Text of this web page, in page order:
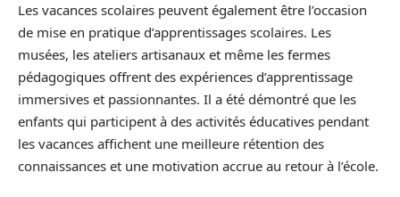
Les vacances scolaires peuvent également être l’occasion
de mise en pratique d’apprentissages scolaires. Les
musées, les ateliers artisanaux et même les fermes
pédagogiques offrent des expériences d’apprentissage
immersives et passionnantes. Il a été démontré que les
enfants qui participent à des activités éducatives pendant
les vacances affichent une meilleure rétention des
connaissances et une motivation accrue au retour à l’école.